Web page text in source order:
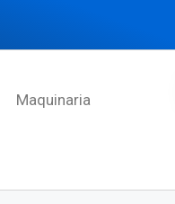
Maquinaria